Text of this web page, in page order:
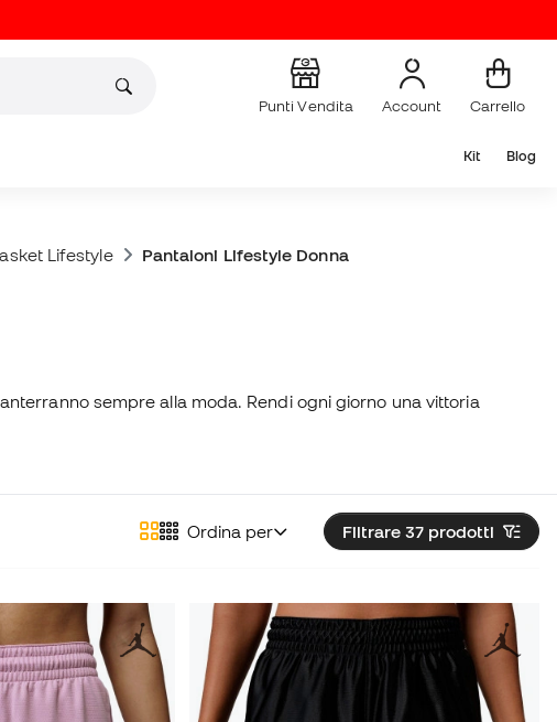
Punti Vendita Account Carrello
Kit Blog
Lifestyle Pantaloni Lifestyle Donna
sempre alla moda. Rendi ogni giorno una vittoria
Filtrare 37 prodotti
Ordina per